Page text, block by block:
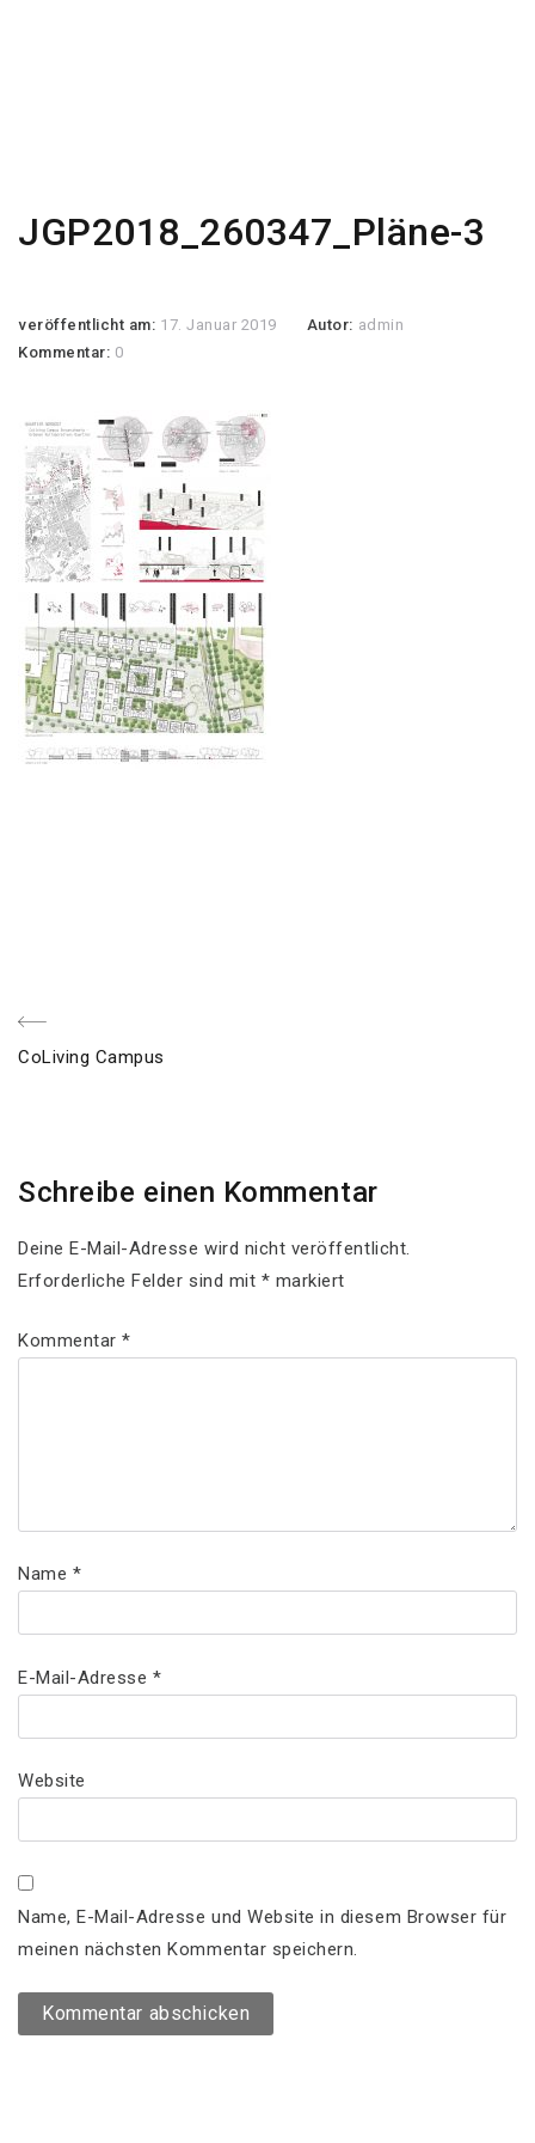
JGP2018_260347_Pläne-3
veröffentlicht am: 17. Januar 2019 Autor: admin
Kommentar: 0
Beitragsnavigation
voriger
CoLiving Campus
Schreibe einen Kommentar
Deine E-Mail-Adresse wird nicht veröffentlicht.
Erforderliche Felder sind mit * markiert
Kommentar*
Name *
E-Mail-Adresse *
Website
Name, E-Mail-Adresse und Website in diesem Browser für
meinen nächsten Kommentar speichern.